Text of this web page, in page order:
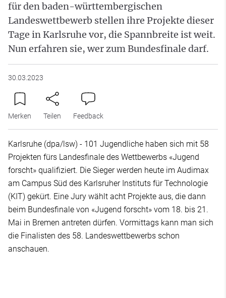
für den baden-württembergischen
Landeswettbewerb stellen ihre Projekte dieser
Tage in Karlsruhe vor, die Spannbreite ist weit.
Nun erfahren sie, wer zum Bundesfinale darf.
30.03.2023
Merken Teilen Feedback
Karlsruhe (dpa/lsw) - 101 Jugendliche haben sich mit 58
Projekten fürs Landesfinale des Wettbewerbs «Jugend
forscht» qualifiziert. Die Sieger werden heute im Audimax
am Campus Süd des Karlsruher Instituts für Technologie
(KIT) gekürt. Eine Jury wählt acht Projekte aus, die dann
beim Bundesfinale von «Jugend forscht» vom 18. bis 21.
Mai in Bremen antreten dürfen. Vormittags kann man sich
die Finalisten des 58. Landeswettbewerbs schon
anschauen.